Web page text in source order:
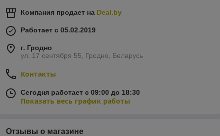
Компания продает на Deal.by
Работает с 05.02.2019
г. Гродно
ул. 17 сентября 55, Гродно, Беларусь
Контакты
Сегодня работает с 09:00 до 18:30
Показать весь график работы
Отзывы о магазине